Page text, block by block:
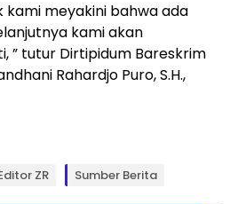
kami meyakini bahwa ada
kami akan
” tutur Dirtipidum Bareskrim
Rahardjo Puro, S.H.,
ZR Sumber Berita